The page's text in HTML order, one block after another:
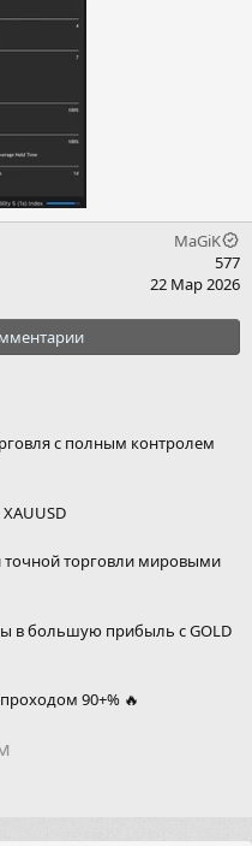
MaGiK
577
22 Мар 2026
с полным контролем
точной торговли мировыми
в большую прибыль с GOLD
90+% 🔥
почта